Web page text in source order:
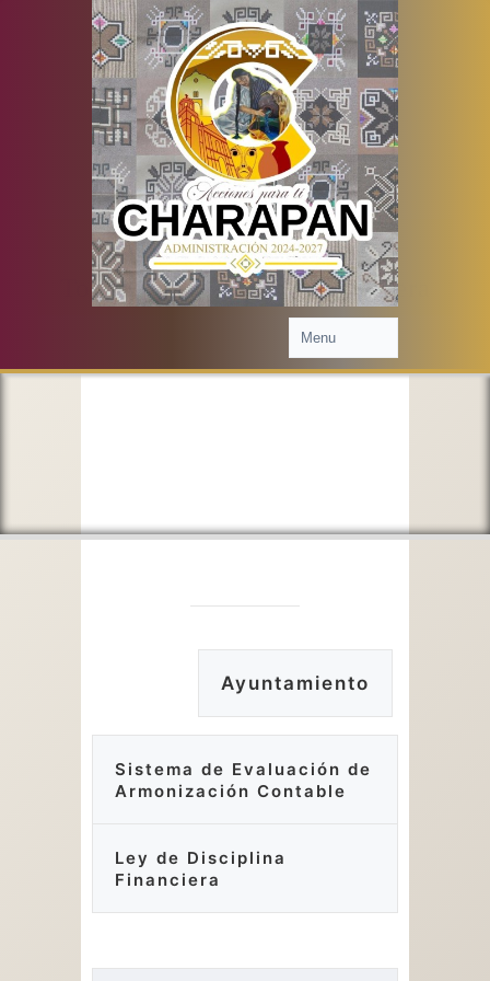
Cuentas Claras
Toda la información financiera
Ayuntamiento
Sistema de Evaluación de
Armonización Contable
Ley de Disciplina
Financiera